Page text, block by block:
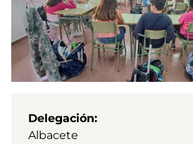
Delegación
Albacete